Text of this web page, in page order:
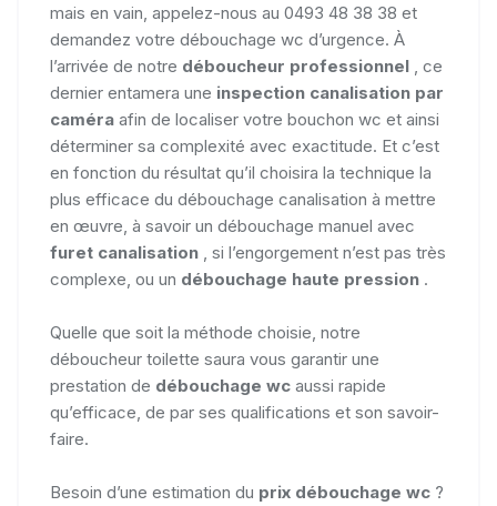
mais en vain, appelez-nous au 0493 48 38 38 et
demandez votre débouchage wc d’urgence. À
l’arrivée de notre déboucheur professionnel
, ce
dernier entamera une inspection canalisation par
caméra afin de localiser votre bouchon wc et ainsi
déterminer sa complexité avec exactitude. Et c’est
en fonction du résultat qu’il choisira la technique la
plus efficace du débouchage canalisation à mettre
en œuvre, à savoir un débouchage manuel avec
furet canalisation
, si l’engorgement n’est pas très
complexe, ou un débouchage haute pression .
Quelle que soit la méthode choisie, notre
déboucheur toilette saura vous garantir une
prestation de débouchage wc aussi rapide
qu’efficace, de par ses qualifications et son savoir-
faire.
Besoin d’une estimation du prix débouchage wc ?